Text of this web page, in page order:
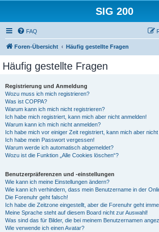
SIG 200
FAQ
Foren-Übersicht Häufig gestellte Fragen
Häufig gestellte Fragen
Registrierung und Anmeldung
Wozu muss ich mich registrieren?
Was ist COPPA?
Warum kann ich mich nicht registrieren?
Ich habe mich registriert, kann mich aber nicht anmelden!
Warum kann ich mich nicht anmelden?
Ich habe mich vor einiger Zeit registriert, kann mich aber
Ich habe mein Passwort vergessen!
Warum werde ich automatisch abgemeldet?
Wozu ist die Funktion „Alle Cookies löschen“?
Benutzerpräferenzen und -einstellungen
Wie kann ich meine Einstellungen ändern?
Wie kann ich verhindern, dass mein Benutzername in der
Die Forenuhr geht falsch!
Ich habe die Zeitzone eingestellt, aber die Forenuhr geht
Meine Sprache steht auf diesem Board nicht zur Auswahl!
Was sind das für Bilder, die bei meinem Benutzernamen
Wie verwende ich einen Avatar?